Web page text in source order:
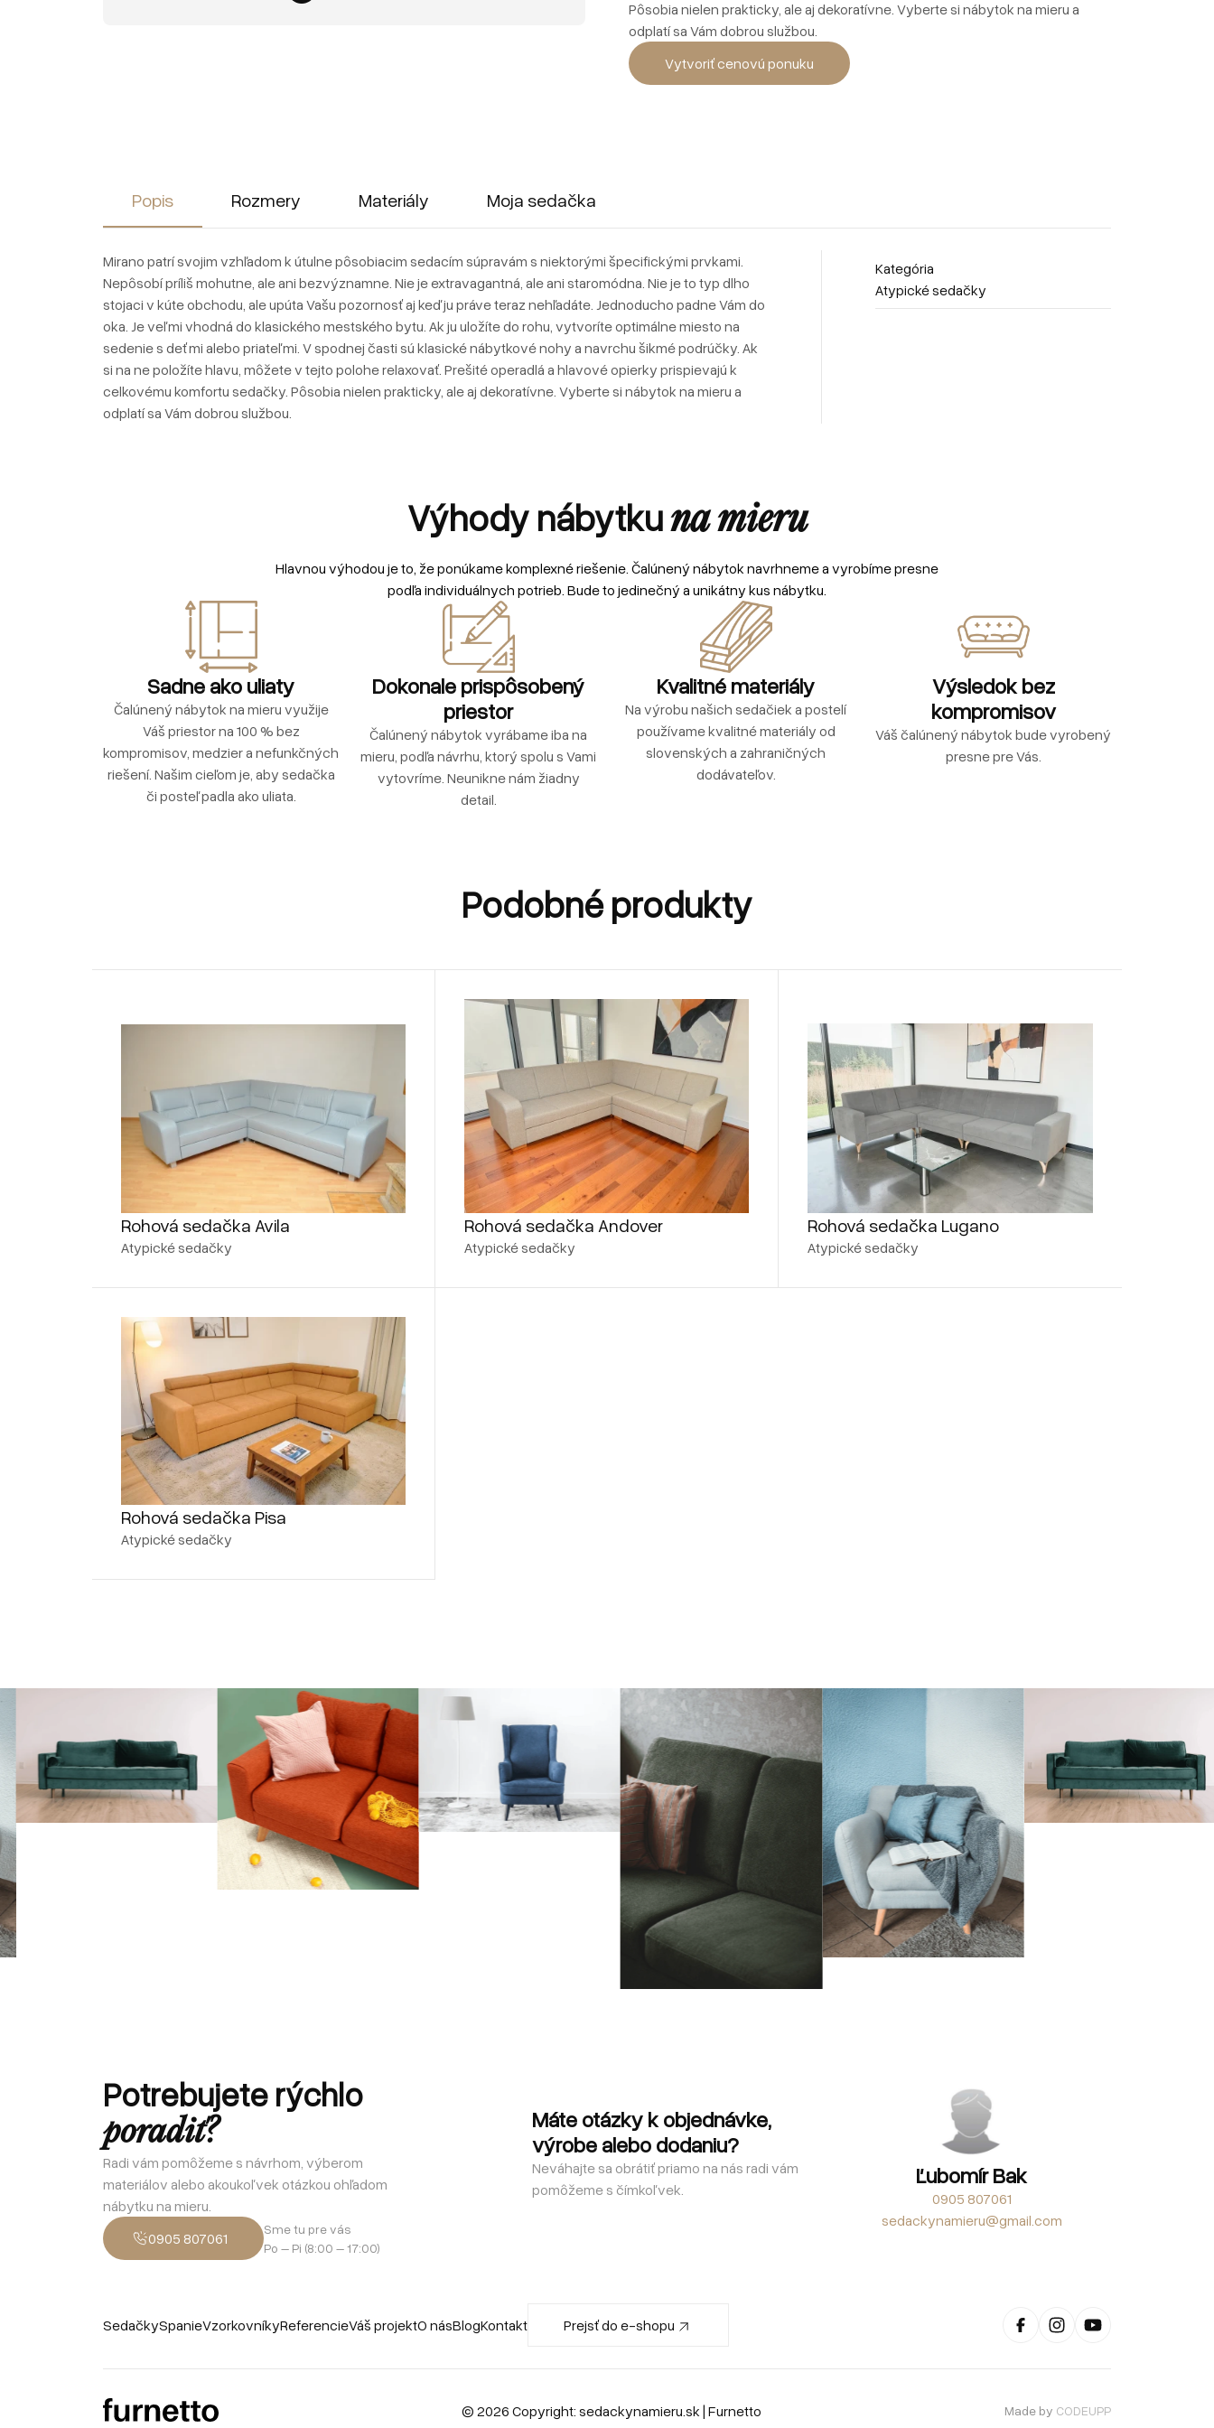
Pôsobia nielen prakticky, ale aj dekoratívne. Vyberte si nábytok na mieru a
odplatí sa Vám dobrou službou.
Vytvoriť cenovú ponuku
Popis Rozmery Materiály Moja sedačka
Mirano patrí svojim vzhľadom k útulne pôsobiacim sedacím súpravám s niektorými špecifickými prvkami.
Nepôsobí príliš mohutne, ale ani bezvýznamne. Nie je extravagantná, ale ani staromódna. Nie je to typ dlho
stojaci v kúte obchodu, ale upúta Vašu pozornosť aj keď ju práve teraz nehľadáte. Jednoducho padne Vám do
oka. Je veľmi vhodná do klasického mestského bytu. Ak ju uložíte do rohu, vytvoríte optimálne miesto na
sedenie s deťmi alebo priateľmi. V spodnej časti sú klasické nábytkové nohy a navrchu šikmé podrúčky. Ak
si na ne položíte hlavu, môžete v tejto polohe relaxovať. Prešité operadlá a hlavové opierky prispievajú k
celkovému komfortu sedačky. Pôsobia nielen prakticky, ale aj dekoratívne. Vyberte si nábytok na mieru a
odplatí sa Vám dobrou službou.
Kategória
Atypické sedačky
Výhody nábytkuna mieru
Hlavnou výhodou je to, že ponúkame komplexné riešenie. Čalúnený nábytok navrhneme a vyrobíme presne
podľa individuálnych potrieb. Bude to jedinečný a unikátny kus nábytku.
Sadne ako uliaty
Čalúnený nábytok na mieru využije
Váš priestor na 100 % bez
kompromisov, medzier a nefunkčných
riešení. Našim cieľom je, aby sedačka
či posteľ padla ako uliata.
Dokonale prispôsobený
priestor
Čalúnený nábytok vyrábame iba na
mieru, podľa návrhu, ktorý spolu s Vami
vytovríme. Neunikne nám žiadny
detail.
Kvalitné materiály
Na výrobu našich sedačiek a postelí
používame kvalitné materiály od
slovenských a zahraničných
dodávateľov.
Výsledok bez
kompromisov
Váš čalúnený nábytok bude vyrobený
presne pre Vás.
Podobné produkty
Rohová sedačka Avila
Atypické sedačky
Rohová sedačka Andover
Atypické sedačky
Rohová sedačka Lugano
Atypické sedačky
Rohová sedačka Pisa
Atypické sedačky
Potrebujete rýchlo
poradiť?
Radi vám pomôžeme s návrhom, výberom
materiálov alebo akoukoľvek otázkou ohľadom
nábytku na mieru.
0905 807061
Sme tu pre vás
Po – Pi (8:00 – 17:00)
Máte otázky k objednávke,
výrobe alebo dodaniu?
Neváhajte sa obrátiť priamo na nás radi vám
pomôžeme s čímkoľvek.
Ľubomír Bak
0905 807061
sedackynamieru@gmail.com
SedačkySpanieVzorkovníkyReferencieVáš projektO násBlogKontakt Prejsť do e-shopu
© 2026 Copyright: sedackynamieru.sk | Furnetto Made by CODEUPP